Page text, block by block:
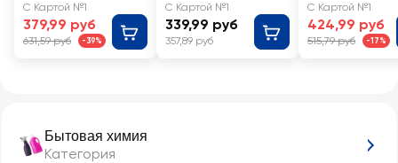
Бытовая химия
Категория
СОМАТ
С Картой №1
379,99 руб
631,59 руб -39%
SYNERGETIC
С Картой №1
339,99 руб
357,89 руб
С Картой №1
424,99 руб
515,79 руб -17%